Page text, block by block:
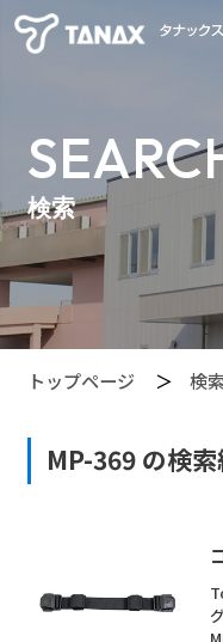
検索
トップページ 検索
MP-369 の検